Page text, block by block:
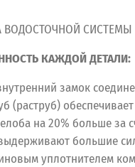
СИСТЕМЫ
КАЖДОЙ ДЕТАЛИ:
замок
(раструб)
на 20% больше за
большие
уплотнителем